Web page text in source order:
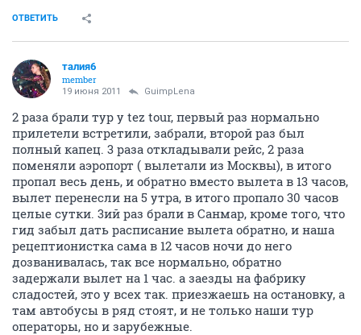
ОТВЕТИТЬ
талия6
member
19 июня 2011 GuimpLena
2 раза брали тур у tez tour, первый раз нормально
прилетели встретили, забрали, второй раз был
полный капец. 3 раза откладывали рейс, 2 раза
поменяли аэропорт ( вылетали из Москвы), в итого
пропал весь день, и обратно вместо вылета в 13 часов,
вылет перенесли на 5 утра, в итого пропало 30 часов
целые сутки. 3ий раз брали в Санмар, кроме того, что
гид забыл дать расписание вылета обратно, и наша
рецептионистка сама в 12 часов ночи до него
дозванивалась, так все нормально, обратно
задержали вылет на 1 час. а заезды на фабрику
сладостей, это у всех так. приезжаешь на остановку, а
там автобусы в ряд стоят, и не только наши тур
операторы, но и зарубежные.